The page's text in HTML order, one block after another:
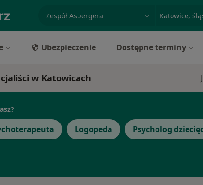
specjalizacja, badanie lub nazwiskomiasto lub
Ubezpieczenie Dostępne terminy
w Katowicach
Logopeda Psycholog